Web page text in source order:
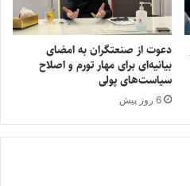
دعوت از صنعتگران به امضای
بیانیه‌ای برای مهار تورم و اصلاح
سیاست‌های پولی
6 روز پیش